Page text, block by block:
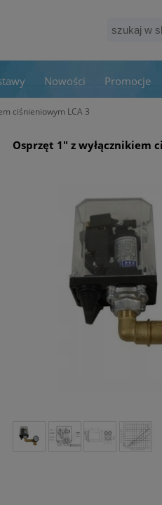
Nowości Promocje
ciśnieniowym LCA 3
Osprzęt 1" z wyłącznikiem